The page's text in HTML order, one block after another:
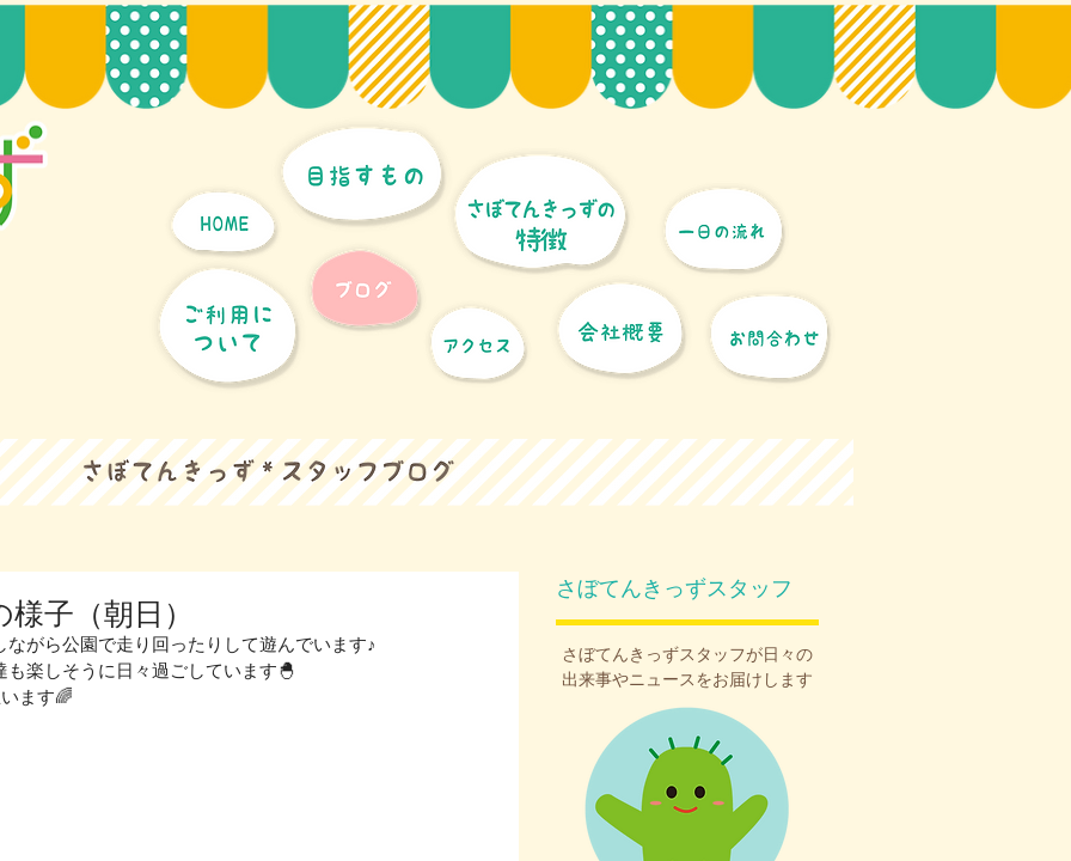
子（朝日）
がら公園で走り回ったりして遊んでいます♪
楽しそうに日々過ごしています🐣
ます🌈
さぼてんきっずスタッフ
さぼてんきっずスタッフが日々の
出来事やニュースをお届けします